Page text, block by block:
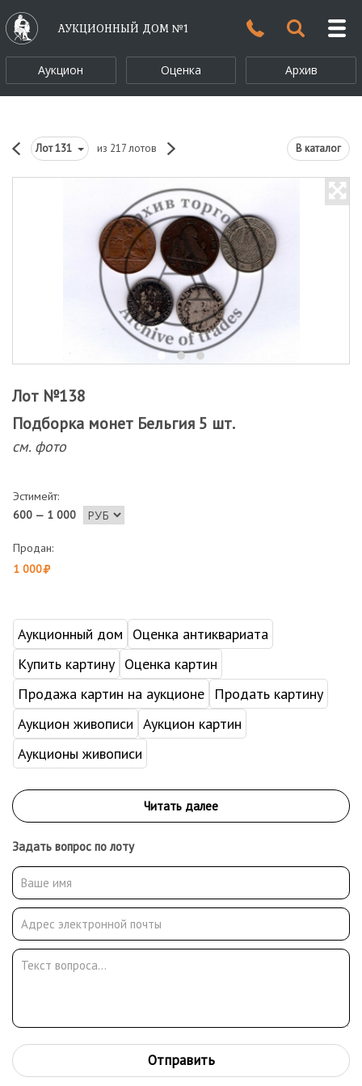
АУКЦИОННЫЙ ДОМ №1
Аукцион Оценка Архив
Лот131 из 217 лотов В каталог
Лот №138
Подборка монет Бельгия 5 шт.
см. фото
Эстимейт:
600 — 1 000
Продан:
1 000
Аукционный дом
Оценка антиквариата
Купить картину Оценка картин
Продажа картин на аукционе
Продать картину
Аукцион живописи Аукцион картин
Аукционы живописи
Задать вопрос по лоту
Отправить